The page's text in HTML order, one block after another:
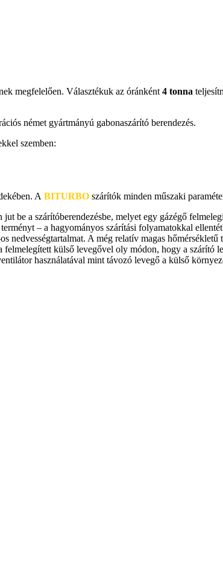
megfelelően. Választékuk az óránként 4 tonna
német gyártmányú gabonaszárító berendezés.
szemben:
A BITURBO szárítók minden műszaki
be a szárítóberendezésbe, melyet egy gázégő
– a hagyományos szárítási folyamatokkal
A még relatív magas
felmelegített külső levegővel oly módon, hogy a szárító
használatával mint távozó levegő a külső